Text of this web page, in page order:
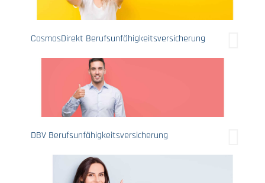
CosmosDirekt Berufsunfähigkeitsversicherung
DBV Berufsunfähigkeitsversicherung